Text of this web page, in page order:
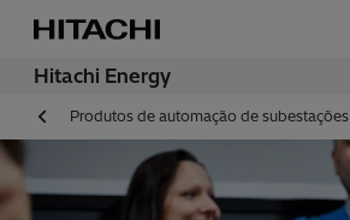
Hitachi Energy
Produtos de automação de subestações